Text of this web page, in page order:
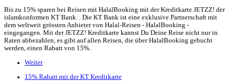
Bis zu 15% sparen bei Reisen mit HalalBooking mit der Kreditkarte JETZZ! der
islamkonformen KT Bank. . Die KT Bank ist eine exklusive Partnerschaft mit
dem weltweit grössten Anbieter von Halal-Reisen - HalalBooking -
eingegangen. Mit der JETZZ! Kreditkarte kannst Du Deine Reise nicht nur in
Raten abbezahlen, es gibt auf allen Reisen, die über HalalBooking gebucht
werden, einen Rabatt von 15%.
Weiter
15% Rabatt mit der KT Kreditkarte